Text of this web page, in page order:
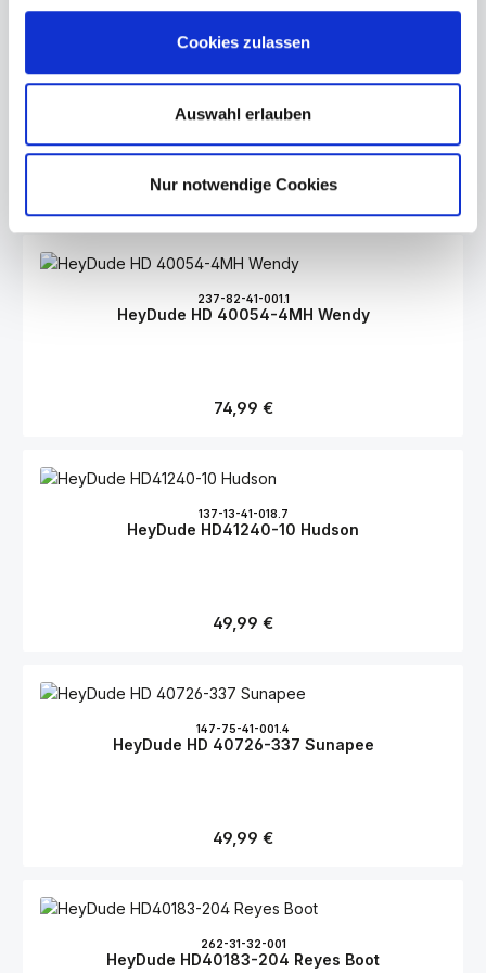
Cookies zulassen
Auswahl erlauben
Nur notwendige Cookies
237-35-51-005.4
Regulärer Preis:
59,99 €
237-82-41-001.1
HeyDude HD 40054-4MH Wendy
Regulärer Preis:
74,99 €
137-13-41-018.7
HeyDude HD41240-10 Hudson
Regulärer Preis:
49,99 €
147-75-41-001.4
HeyDude HD 40726-337 Sunapee
Regulärer Preis:
49,99 €
262-31-32-001
HeyDude HD40183-204 Reyes Boot